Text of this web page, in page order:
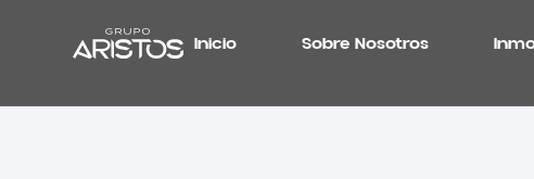
Inicio Sobre Nosotros